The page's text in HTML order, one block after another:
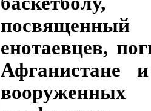
посвященный
енотаевцев,
Афганистане
вооруженных